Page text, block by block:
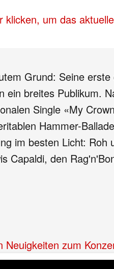
klicken, um das
Grund: Seine
breites Publikum.
Single «My
Hammer-
im besten Licht: Roh
Capaldi, den
zum